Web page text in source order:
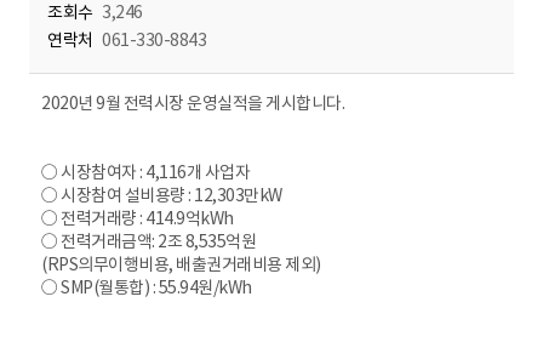
조회수 3,246
연락처 061-330-8843
2020년 9월 전력시장 운영실적을 게시합니다.
○ 시장참여자 : 4,116개 사업자
○ 시장참여 설비용량 : 12,303만kW
○ 전력거래량 : 414.9억kWh
○ 전력거래금액: 2조 8,535억원
(RPS의무이행비용, 배출권거래비용 제외)
○ SMP(월통합) : 55.94원/kWh